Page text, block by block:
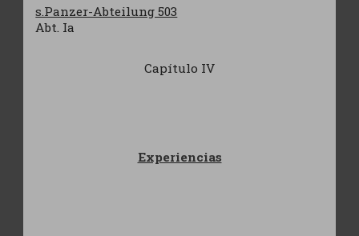
s.Panzer-Abteilung 503
Abt. Ia
Capítulo IV
Experiencias